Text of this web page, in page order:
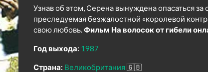
Узнав об этом, Серена вынуждена опасаться
преследуемая безжалостной «королевой
свою любовь.Фильм На волосок от гибели
Год выхода: 1987
Страна: Великобритания🇬🇧